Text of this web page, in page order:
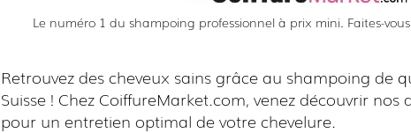
Le numéro 1 du shampoing professionnel à prix mini. Faites-
Retrouvez des cheveux sains grâce au shampoing de
Suisse ! Chez CoiffureMarket.com, venez découvrir
pour un entretien optimal de votre chevelure.